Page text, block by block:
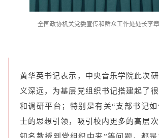
全国政协机关党委宣传和群众工作处处长李
黄华英书记表示，中央音乐学院此次
义深远，为基层党组织书记搭建起了
和调研平台；特别是有关“支部书记
士的思想引领，吸引校内更多的高层次